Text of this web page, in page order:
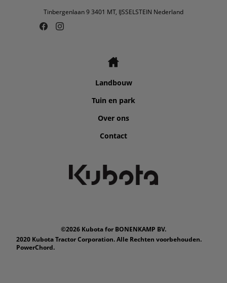
Tinbergenlaan 9 3401 MT, IJSSELSTEIN Nederland
Landbouw
Tuin en park
Over ons
Contact
©2026 Kubota for BONENKAMP BV.
2020 Kubota Tractor Corporation. Alle Rechten voorbehouden.
PowerChord.